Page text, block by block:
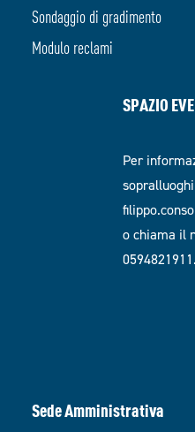
Sondaggio di gradimento
Modulo reclami
SPAZIO
Per
o chiama il
0594821911.
Sede Amministrativa